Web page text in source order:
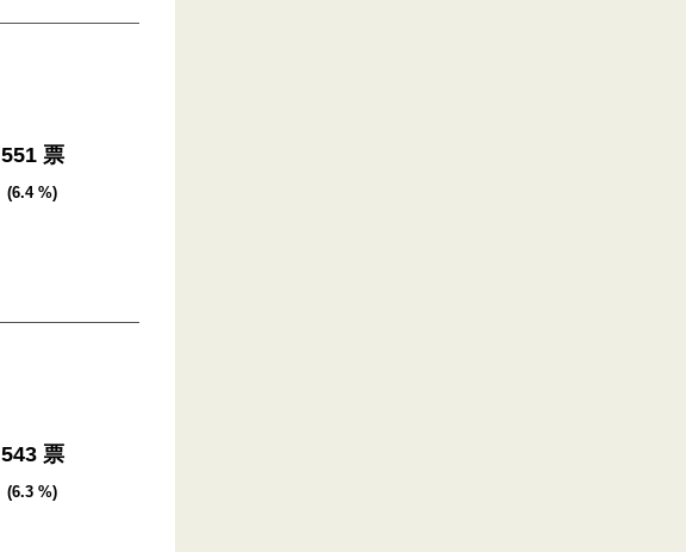
551 票
(6.4 %)
543 票
(6.3 %)